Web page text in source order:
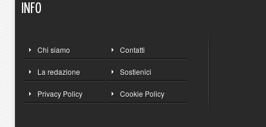
INFO
Chi siamo Contatti
La redazione Sostienici
Privacy Policy Cookie Policy